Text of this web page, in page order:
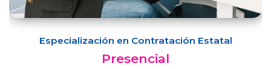
Especialización en Contratación Estatal
Presencial